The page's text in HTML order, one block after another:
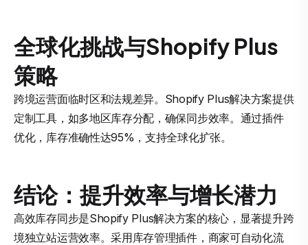
全球化挑战与Shopify Plus
策略
跨境运营面临时区和法规差异。Shopify Plus解决方案提供
定制工具，如多地区库存分配，确保同步效率。通过插件
优化，库存准确性达95%，支持全球化扩张。
结论：提升效率与增长潜力
高效库存同步是Shopify Plus解决方案的核心，显著提升跨
境独立站运营效率。采用库存管理插件，商家可自动化流